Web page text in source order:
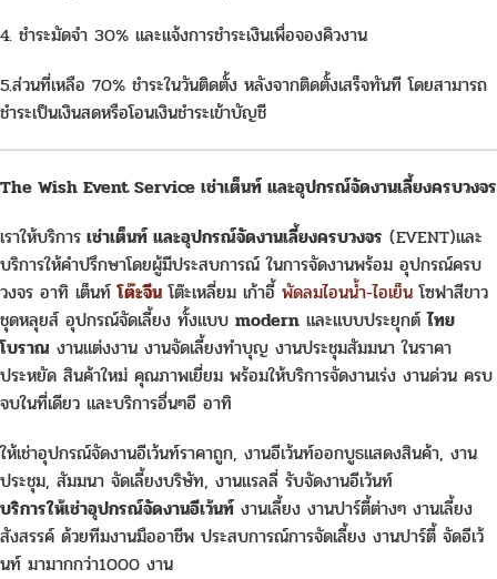
4. ชำระมัดจำ 30% และแจ้งการชำระเงินเพื่อจองคิวงาน
5.ส่วนที่เหลือ 70% ชำระในวันติดตั้ง หลังจากติดตั้งเสร็จทันที โดยสามารถ
ชำระเป็นเงินสดหรือโอนเงินชำระเข้าบัญชี
The Wish Event Service เช่าเต็นท์ และอุปกรณ์จัดงานเลี้ยงครบวงจร
เราให้บริการ เช่าเต็นท์ และอุปกรณ์จัดงานเลี้ยงครบวงจร (EVENT)และ
บริการให้คำปรึกษาโดยผู้มีประสบการณ์ ในการจัดงานพร้อม อุปกรณ์ครบ
วงจร อาทิ เต็นท์โต๊ะจีน โต๊ะเหลี่ยม เก้าอี้ พัดลมไอนน้ำ-ไอเย็น โซฟาสีขาว
ชุดหลุยส์ อุปกรณ์จัดเลี้ยง ทั้งแบบ modern และแบบประยุกต์ไทย
โบราณ งานแต่งงาน งานจัดเลี้ยงทำบุญ งานประชุมสัมมนา ในราคา
ประหยัด สินค้าใหม่ คุณภาพเยี่ยม พร้อมให้บริการจัดงานเร่ง งานด่วน ครบ
จบในที่เดียว และบริการอื่นๆอี อาทิ
ให้เช่าอุปกรณ์จัดงานอีเว้นท์ราคาถูก, งานอีเว้นท์ออกบูธแสดงสินค้า, งาน
ประชุม, สัมมนา จัดเลี้ยงบริษัท, งานแรลลี่ รับจัดงานอีเว้นท์
บริการให้เช่าอุปกรณ์จัดงานอีเว้นท์ งานเลี้ยง งานปาร์ตี้ต่างๆ งานเลี้ยง
สังสรรค์ ด้วยทีมงานมืออาชีพ ประสบการณ์การจัดเลี้ยง งานปาร์ตี้ จัดอีเว้
นท์ มามากกว่า1000 งาน